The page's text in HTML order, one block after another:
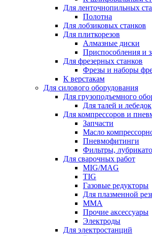
Для ленточнопильных
Полотна
Для лобзиковых станков
Для плиткорезов
Алмазные диски
Приспособления и
Для фрезерных станков
Фрезы и наборы
К верстакам
Для силового оборудования
Для грузоподъемного
Для талей и лебедок
Для компрессоров и
Запчасти
Масло
Пневмофитинги
Фильтры,
Для сварочных работ
MIG/MAG
TIG
Газовые редукторы
Для плазменной
ММА
Прочие аксессуары
Электроды
Для электростанций